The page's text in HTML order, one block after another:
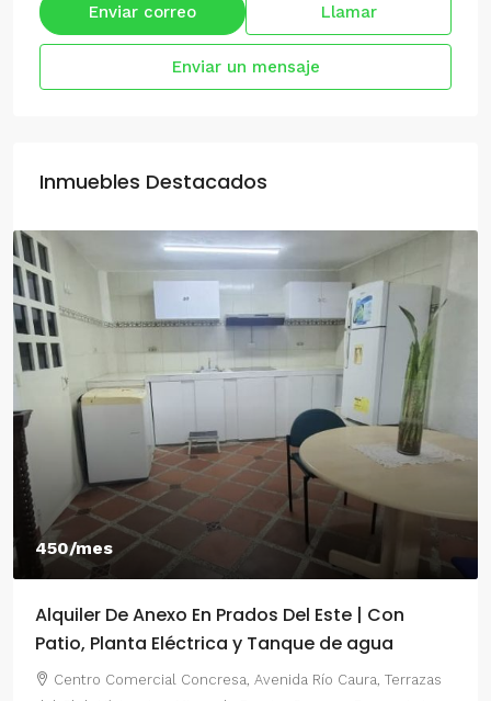
Enviar correo Llamar
Enviar un mensaje
Inmuebles Destacados
450/mes
Alquiler De Anexo En Prados Del Este | Con
Patio, Planta Eléctrica y Tanque de agua
Centro Comercial Concresa, Avenida Río Caura, Terrazas